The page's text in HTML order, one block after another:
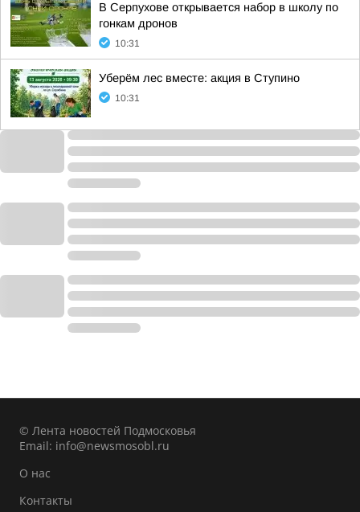
В Серпухове открывается набор в школу по
гонкам дронов
10:31
Уберём лес вместе: акция в Ступино
10:31
© Лента новостей Подмосковья
Email: info@newsmosobl.ru
О нас
Контакты